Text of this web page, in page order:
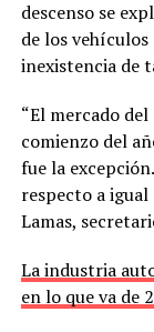
descenso se
de los
inexistencia de
“El mercado
comienzo del
fue la
respecto a igual
Lamas,
La industria
en lo que va de